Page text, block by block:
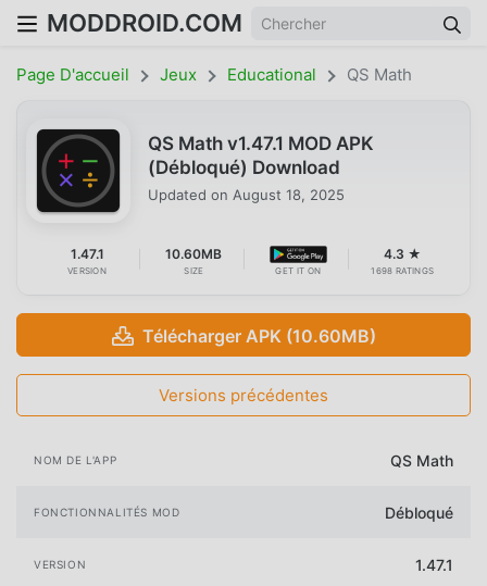
MODDROID.COM
Page D'accueil Jeux Educational QS Math
QS Math v1.47.1 MOD APK
(Débloqué) Download
Updated on August 18, 2025
1.47.1
VERSION
10.60MB
SIZE GET IT ON
4.3 ★
1698 RATINGS
Télécharger APK (10.60MB)
Versions précédentes
NOM DE L'APP QS Math
FONCTIONNALITÉS MOD Débloqué
VERSION 1.47.1